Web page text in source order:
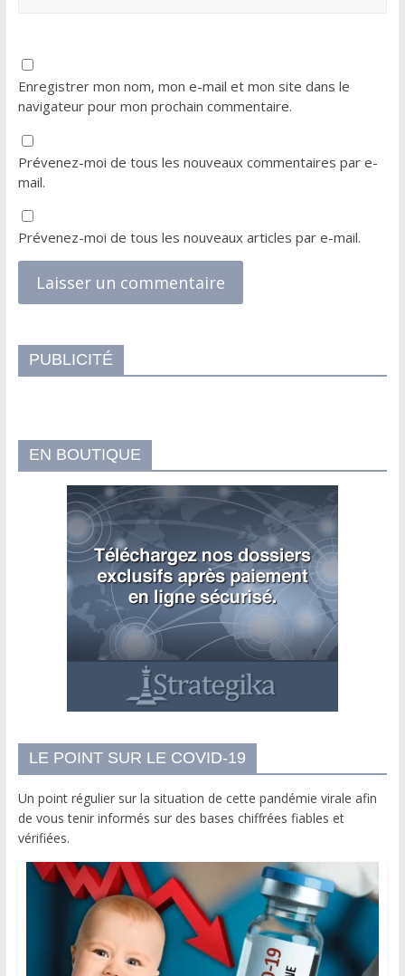
Enregistrer mon nom, mon e-mail et mon site dans le
navigateur pour mon prochain commentaire.
Prévenez-moi de tous les nouveaux commentaires par e-
mail.
Prévenez-moi de tous les nouveaux articles par e-mail.
PUBLICITÉ
EN BOUTIQUE
LE POINT SUR LE COVID-19
Un point régulier sur la situation de cette pandémie virale afin
de vous tenir informés sur des bases chiffrées fiables et
vérifiées.